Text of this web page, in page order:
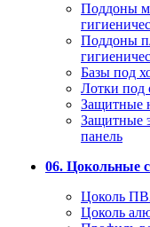
Поддоны
Поддоны
Базы под
Лотки под
Защитные
Защитные
панель
06. Цокольные
Цоколь
Цоколь